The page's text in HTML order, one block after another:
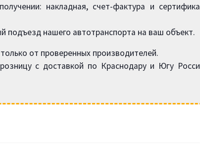
накладная, счет-фактура и
подъезд нашего автотранспорта на ваш объект.
от проверенных производителей.
с доставкой по Краснодару и Югу